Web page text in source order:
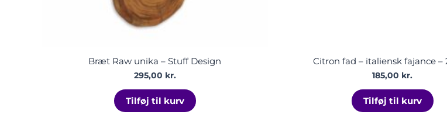
Bræt Raw unika – Stuff Design
295,00 kr.
Tilføj til kurv
Citron fad – italiensk fajance –
185,00 kr.
Tilføj til kurv